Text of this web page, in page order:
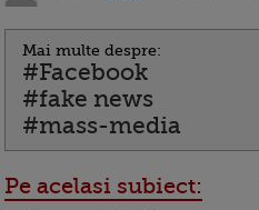
Mai multe despre:
#Facebook
#fake news
#mass-media
Pe acelasi subiect: